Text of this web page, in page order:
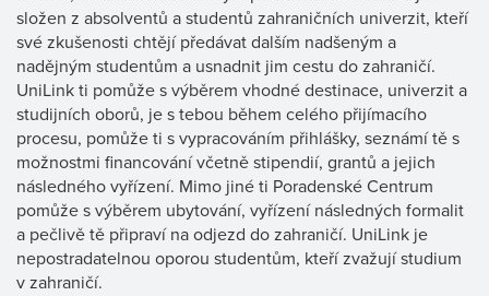
složen z absolventů a studentů zahraničních univerzit, kteří
své zkušenosti chtějí předávat dalším nadšeným a
nadějným studentům a usnadnit jim cestu do zahraničí.
UniLink ti pomůže s výběrem vhodné destinace, univerzit a
studijních oborů, je s tebou během celého přijímacího
procesu, pomůže ti s vypracováním přihlášky, seznámí tě s
možnostmi financování včetně stipendií, grantů a jejich
následného vyřízení. Mimo jiné ti Poradenské Centrum
pomůže s výběrem ubytování, vyřízení následných formalit
a pečlivě tě připraví na odjezd do zahraničí. UniLink je
nepostradatelnou oporou studentům, kteří zvažují studium
v zahraničí.